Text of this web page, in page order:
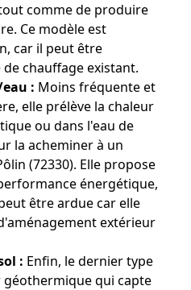
comme de produire
Ce modèle est
car il peut être
chauffage existant.
: Moins fréquente et
elle prélève la chaleur
ou dans l'eau de
la acheminer à un
(72330). Elle propose
énergétique,
être ardue car elle
extérieur
: Enfin, le dernier type
géothermique qui capte